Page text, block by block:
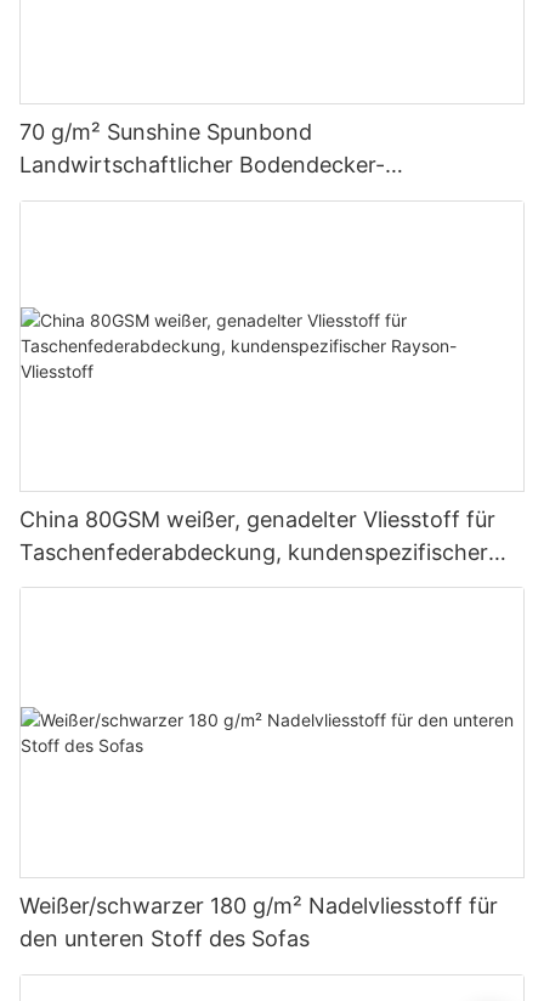
70 g/m² Sunshine Spunbond
Landwirtschaftlicher Bodendecker-
Gartenvliesstoff
China 80GSM weißer, genadelter Vliesstoff für
Taschenfederabdeckung, kundenspezifischer
Rayson-Vliesstoff
Weißer/schwarzer 180 g/m² Nadelvliesstoff für
den unteren Stoff des Sofas